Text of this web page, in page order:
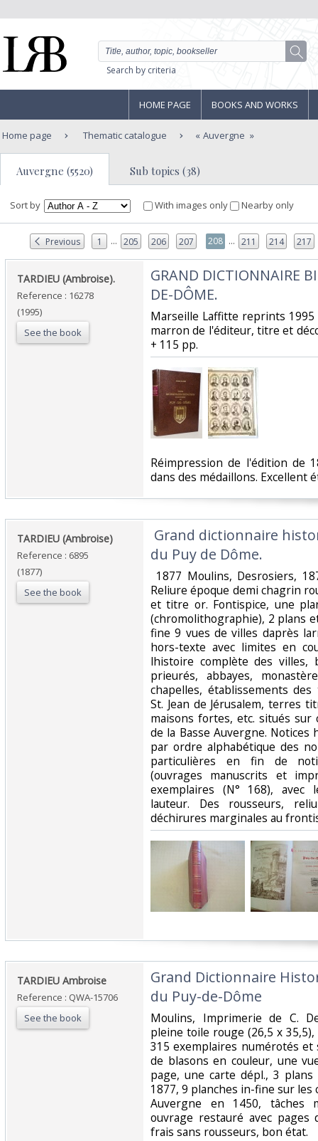
Search by criteria
HOME PAGE BOOKS AND WORKS
Home page Thematic catalogue Auvergne
Auvergne (5520) Sub topics (38)
Sort by With images only Nearby only
Previous 1 ... 205 206 207 208 ... 211 214 217
‎TARDIEU (Ambroise).‎
Reference : 16278
(1995)
See the book
‎GRAND DICTIONNAIRE
DE-DÔME.‎
‎Marseille Laffitte reprints 1995
marron de l'éditeur, titre et
+ 115 pp. ‎
‎Réimpression de l'édition de
dans des médaillons. Excellent
‎TARDIEU (Ambroise)‎
Reference : 6895
(1877)
See the book
Grand dictionnaire
du Puy de Dôme.‎
1877 Moulins, Desrosiers,
Reliure époque demi chagrin
et titre or. Fontispice, une
(chromolithographie), 2 plans
fine 9 vues de villes daprès
hors-texte avec limites en
lhistoire complète des villes,
prieurés, abbayes,
chapelles, établissements
St. Jean de Jérusalem, terres
maisons fortes, etc. situés
de la Basse Auvergne.
par ordre alphabétique des
particulières en fin de
(ouvrages manuscrits et
exemplaires (N° 168), avec
lauteur. Des rousseurs,
déchirures marginales au
‎TARDIEU Ambroise ‎
Reference : QWA-15706
See the book
‎Grand Dictionnaire
du Puy-de-Dôme ‎
‎Moulins, Imprimerie de C.
pleine toile rouge (26,5 x
315 exemplaires numérotés et
de blasons en couleur, une
page, une carte dépl., 3
1877, 9 planches in-fine sur les
Auvergne en 1450, tâches
ouvrage restauré avec
frais sans rousseurs, bon état. ‎